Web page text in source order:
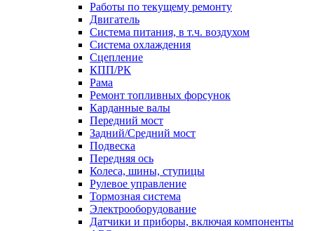
Работы по текущему ремонту
Двигатель
Система питания, в т.ч. воздухом
Система охлаждения
Сцепление
КПП/РК
Рама
Ремонт топливных форсунок
Карданные валы
Передний мост
Задний/Средний мост
Подвеска
Передняя ось
Колеса, шины, ступицы
Рулевое управление
Тормозная система
Электрооборудование
Датчики и приборы, включая компоненты